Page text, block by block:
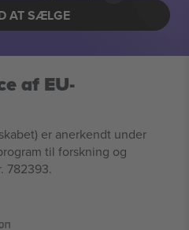
AT SÆLGE
af EU-
er anerkendt under
til forskning og
782393.